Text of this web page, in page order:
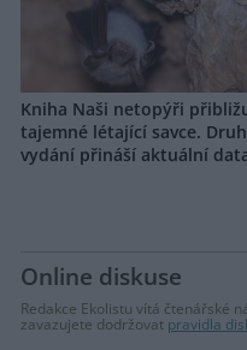
Kniha Naši netopýři
tajemné létající savce.
vydání přináší aktuální
Online diskuse
Redakce Ekolistu vítá čtenářské
zavazujete dodržovat pravidla